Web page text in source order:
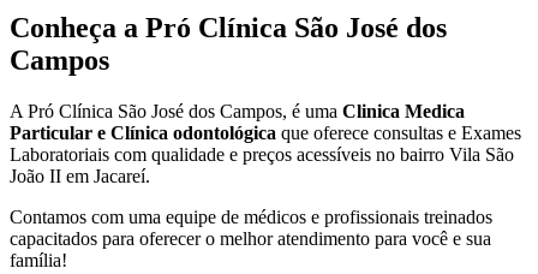
Conheça a Pró Clínica São José dos
Campos
A Pró Clínica São José dos Campos, é uma Clinica Medica
Particular e Clínica odontológica que oferece consultas e Exames
Laboratoriais com qualidade e preços acessíveis no bairro Vila São
João II em Jacareí.
Contamos com uma equipe de médicos e profissionais treinados
capacitados para oferecer o melhor atendimento para você e sua
família!